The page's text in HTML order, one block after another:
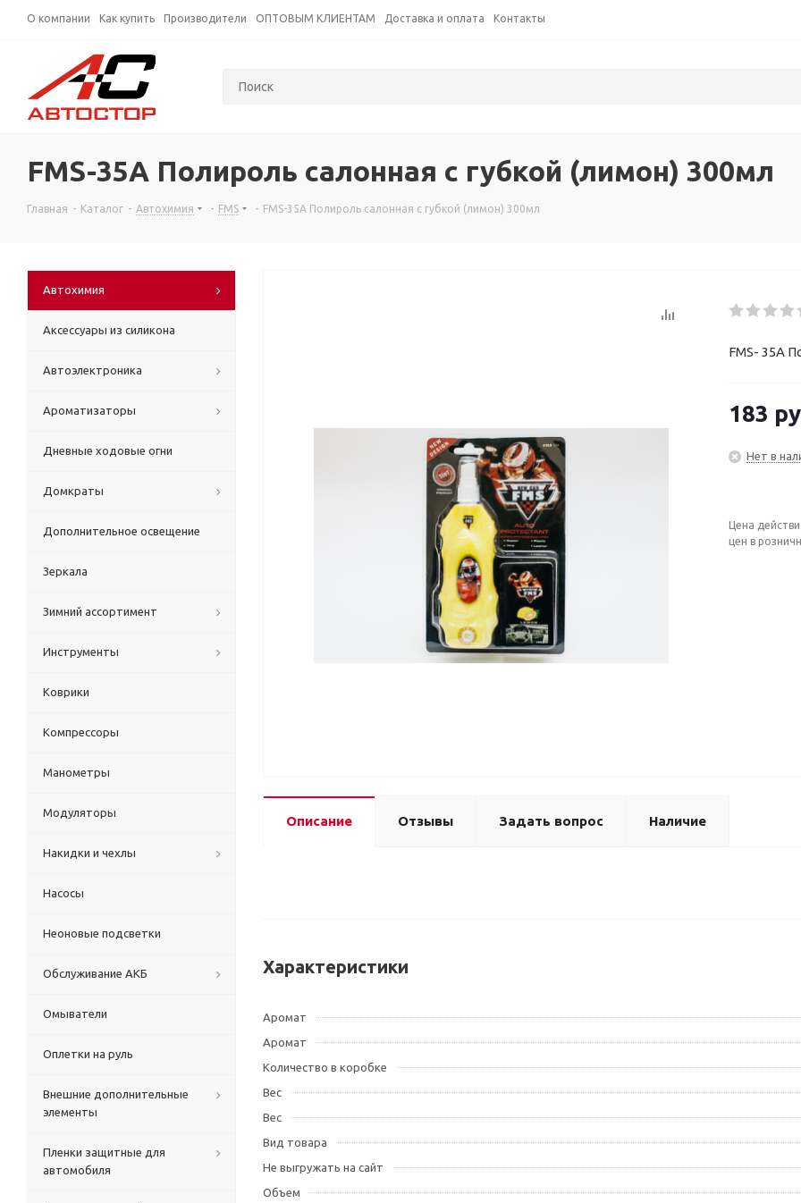
О компании Как купить Производители ОПТОВЫМ КЛИЕНТАМ Доставка и оплата Контакты
FMS-35А Полироль cалонная с губкой (лимон) 300мл
Главная - Каталог - Автохимия - FMS - FMS-35А Полироль cалонная с губкой (лимон) 300мл
FMS- 35А
183
Нет в
Цена
цен в
Описание Отзывы Задать вопрос Наличие
Характеристики
Аромат
Аромат
Количество в коробке
Вес
Вес
Вид товара
Не выгружать на сайт
Объем
Автохимия
Аксессуары из силикона
Автоэлектроника
Ароматизаторы
Дневные ходовые огни
Домкраты
Дополнительное освещение
Зеркала
Зимний ассортимент
Инструменты
Коврики
Компрессоры
Манометры
Модуляторы
Накидки и чехлы
Насосы
Неоновые подсветки
Обслуживание АКБ
Омыватели
Оплетки на руль
Внешние дополнительные
элементы
Пленки защитные для
автомобиля